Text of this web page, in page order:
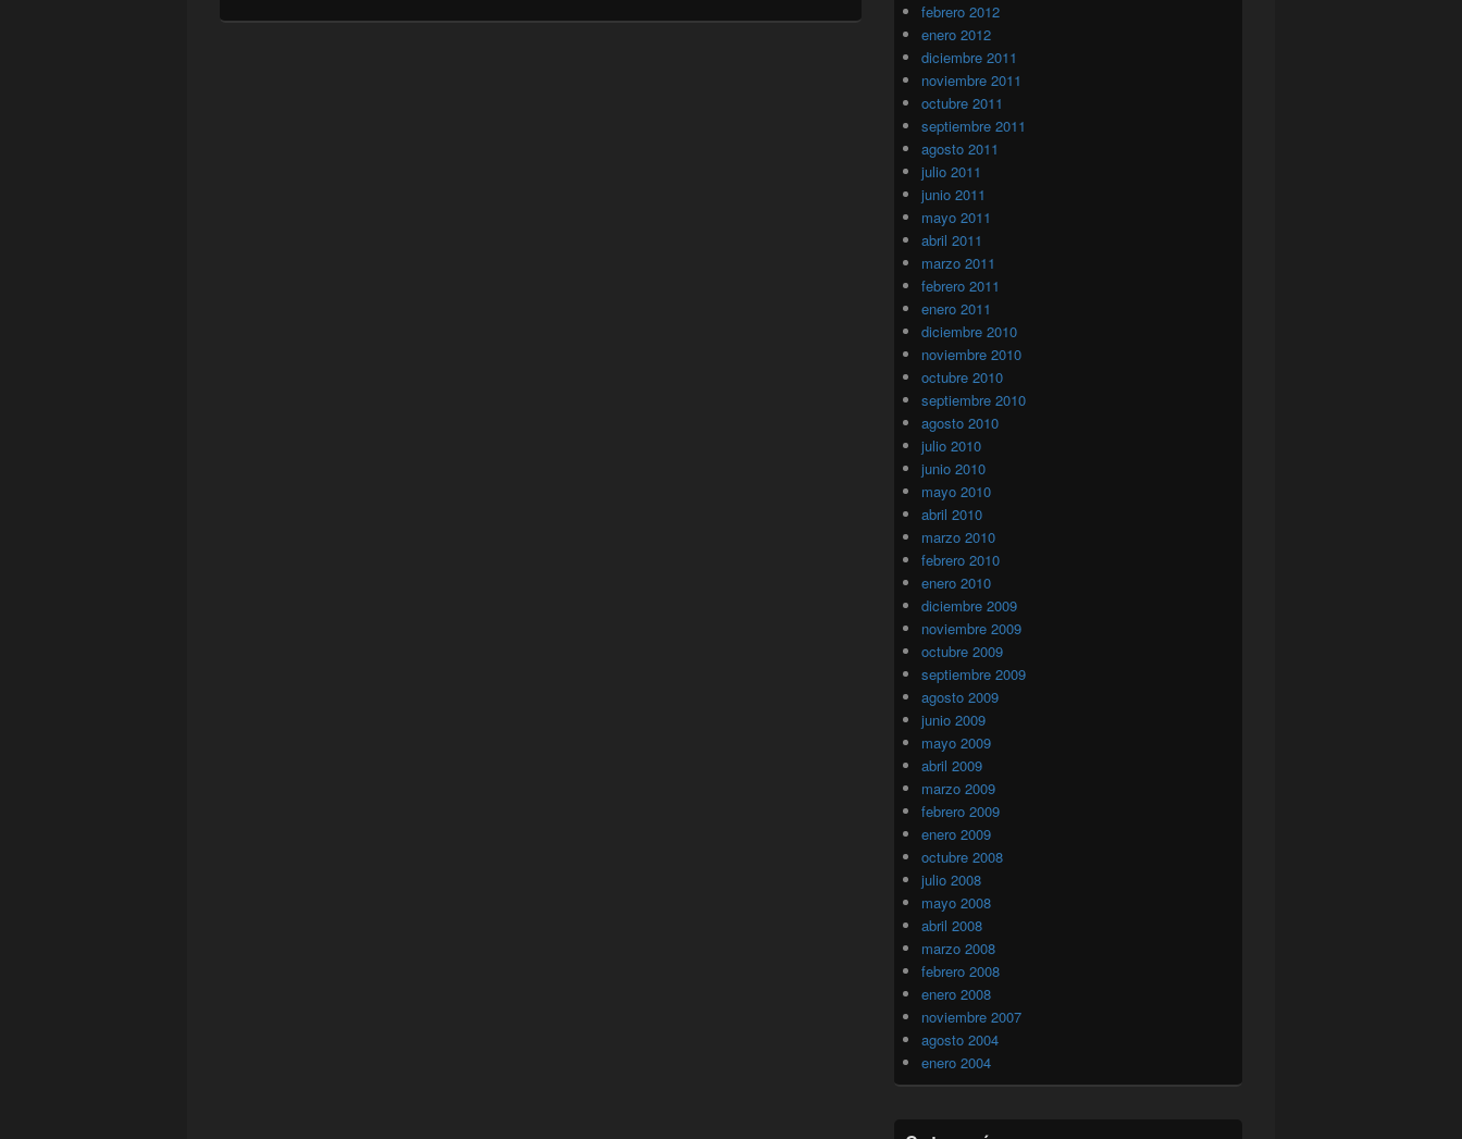
febrero 2012
enero 2012
diciembre 2011
noviembre 2011
octubre 2011
septiembre 2011
agosto 2011
julio 2011
junio 2011
mayo 2011
abril 2011
marzo 2011
febrero 2011
enero 2011
diciembre 2010
noviembre 2010
octubre 2010
septiembre 2010
agosto 2010
julio 2010
junio 2010
mayo 2010
abril 2010
marzo 2010
febrero 2010
enero 2010
diciembre 2009
noviembre 2009
octubre 2009
septiembre 2009
agosto 2009
junio 2009
mayo 2009
abril 2009
marzo 2009
febrero 2009
enero 2009
octubre 2008
julio 2008
mayo 2008
abril 2008
marzo 2008
febrero 2008
enero 2008
noviembre 2007
agosto 2004
enero 2004